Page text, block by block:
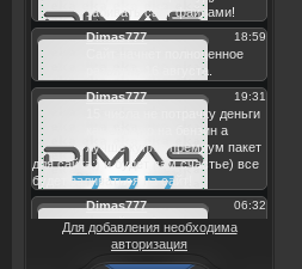
Для добавления необходима
авторизация